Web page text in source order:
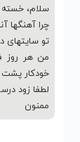
سلام، خسته
چرا آهنگها
تو
من هر روز
خودکار
لطفا زود
ممنون